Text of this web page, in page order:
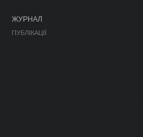
ЖУРНАЛ
ПУБЛІКАЦІЇ